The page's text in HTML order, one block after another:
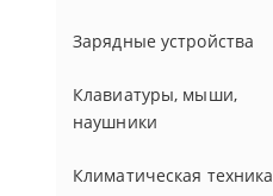
Зарядные устройства
Клавиатуры, мыши,
наушники
Климатическая техника
опроса 8000 Гц